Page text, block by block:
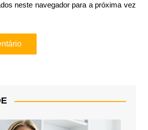
neste navegador para a próxima vez